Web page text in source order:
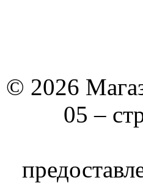
© 2026
05 –